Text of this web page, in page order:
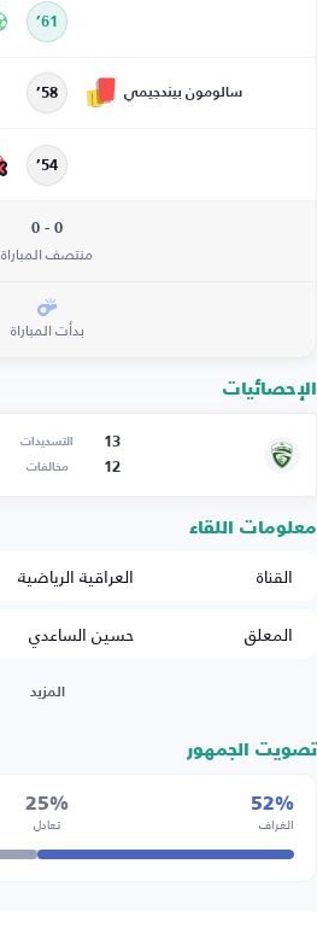
61’
سالومون بيندجيمي 58’
54’
0 - 0
منتصف المباراة
بدأت المباراة
الإحصائيات
13 التسديدات
12
مخالفات
معلومات اللقاء
القناة
العراقية الرياضية
المعلق
حسين الساعدي
المزيد
تصويت الجمهور
52%
الغراف
25%
تعادل